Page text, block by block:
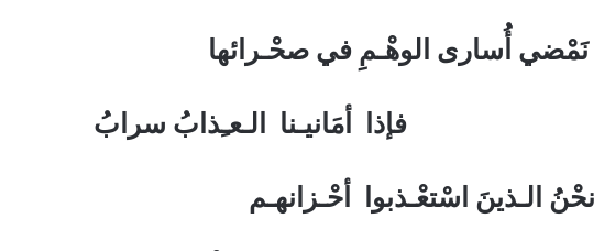
أُسارى الوهْـمِ في صحْـرائها
الـعـِذابُ سرابُ
نحْنُ الـذينَ اسْتعْـذبوا أحْـزانهـم